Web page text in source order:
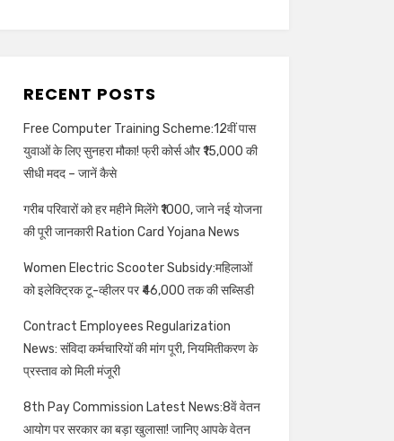
RECENT POSTS
Free Computer Training Scheme:12वीं पास
युवाओं के लिए सुनहरा मौका! फ्री कोर्स और ₹15,000 की
सीधी मदद – जानें कैसे
गरीब परिवारों को हर महीने मिलेंगे ₹1000, जाने नई योजना
की पूरी जानकारी Ration Card Yojana News
Women Electric Scooter Subsidy:महिलाओं
को इलेक्ट्रिक टू-व्हीलर पर ₹46,000 तक की सब्सिडी
Contract Employees Regularization
News: संविदा कर्मचारियों की मांग पूरी, नियमितीकरण के
प्रस्ताव को मिली मंजूरी
8th Pay Commission Latest News:8वें वेतन
आयोग पर सरकार का बड़ा खुलासा! जानिए आपके वेतन